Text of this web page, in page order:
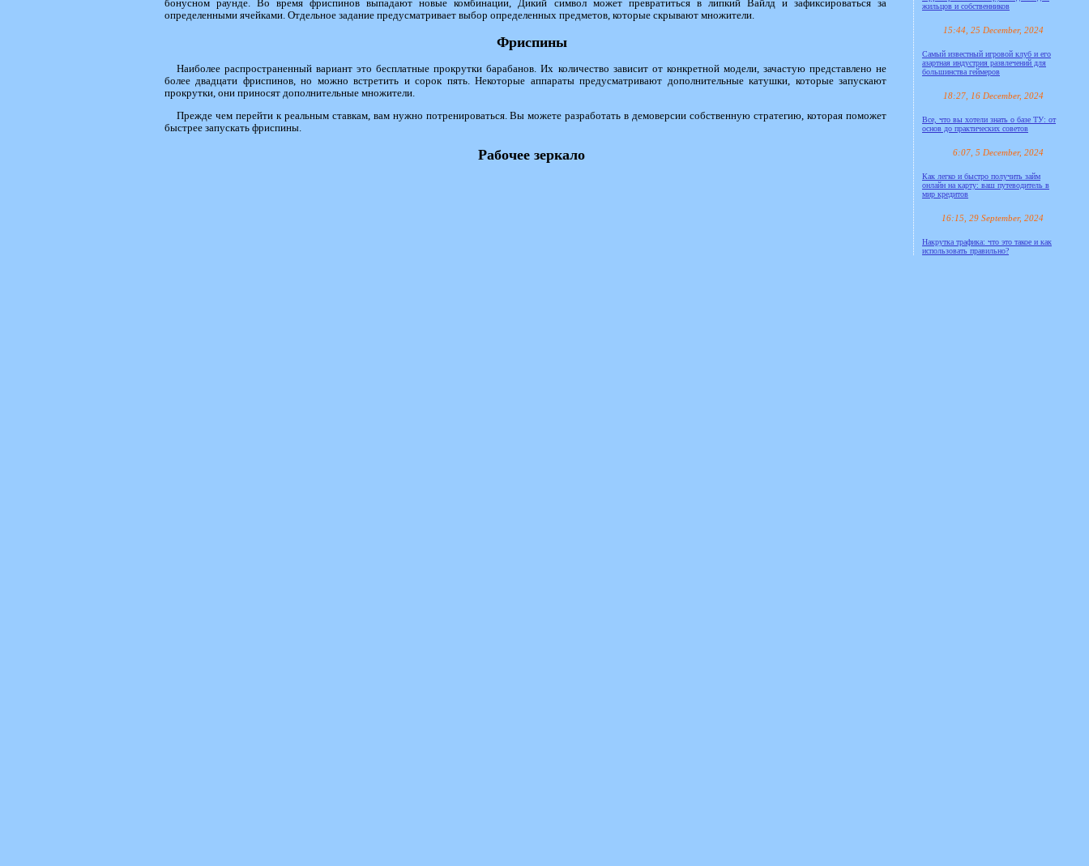
бонусном раунде. Во время фриспинов выпадают новые комбинации, Дикий символ может превратиться в липкий Вайлд и зафиксироваться за
определенными ячейками. Отдельное задание предусматривает выбор определенных предметов, которые скрывают множители.
Фриспины
Наиболее распространенный вариант это бесплатные прокрутки барабанов. Их количество зависит от конкретной модели, зачастую представлено не
более двадцати фриспинов, но можно встретить и сорок пять. Некоторые аппараты предусматривают дополнительные катушки, которые запускают
прокрутки, они приносят дополнительные множители.
Прежде чем перейти к реальным ставкам, вам нужно потренироваться. Вы можете разработать в демоверсии собственную стратегию, которая поможет
быстрее запускать фриспины.
Рабочее зеркало
жильцов и собственников
15:44, 25 December, 2024
Самый известный игровой клуб и его
азартная индустрия развлечений для
большинства геймеров
18:27, 16 December, 2024
Все, что вы хотели знать о базе ТУ: от
основ до практических советов
6:07, 5 December, 2024
Как легко и быстро получить займ
онлайн на карту: ваш путеводитель в
мир кредитов
16:15, 29 September, 2024
Накрутка трафика: что это такое и как
использовать правильно?